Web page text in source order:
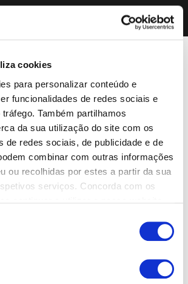
cookies
para personalizar conteúdo e
funcionalidades de redes sociais e
Também partilhamos
da sua utilização do site com os
de redes sociais, de publicidade e de
combinar com outras informações
ou recolhidas por estes a partir da sua
serviços. Concorda com os